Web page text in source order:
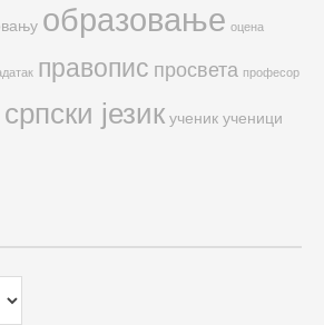
образовање оцена
правопис просвета професор
српски језик ученик ученици